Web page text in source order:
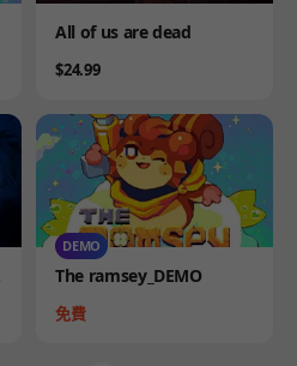
Product
All of us are dead
Price
$24.99
DEMO
Product
The ramsey_DEMO
Price
免費